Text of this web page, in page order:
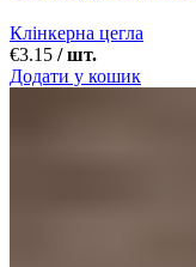
Клінкерна цегла
€3.15 / шт.
Додати у кошик